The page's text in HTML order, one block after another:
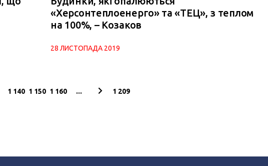
«Херсонтеплоенерго» та «ТЕЦ», з теплом
на 100%, – Козаков
28 ЛИСТОПАДА 2019
1 140 1 150 1 160 ... 1 209